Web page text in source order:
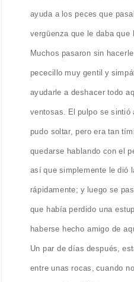
ayuda a los peces que
vergüenza que le daba que
Muchos pasaron sin
pececillo muy gentil y
ayudarle a deshacer todo
ventosas. El pulpo se
pudo soltar, pero era tan
quedarse hablando con el
así que simplemente le dió
rápidamente; y luego se
que había perdido una
haberse hecho amigo de
Un par de días después,
entre unas rocas, cuando